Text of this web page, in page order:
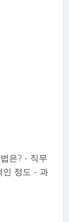
은? - 직무
인 정도 - 과